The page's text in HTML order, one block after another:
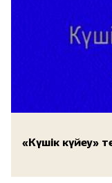
«Күшік күйеу»